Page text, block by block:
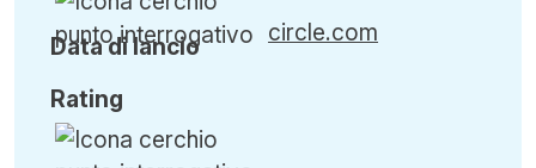
Data di lancio
Rating
circle.com